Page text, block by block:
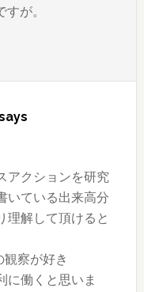
が。
アクションを研究
いている出来高分
理解して頂けると
観察が好き
に働くと思いま